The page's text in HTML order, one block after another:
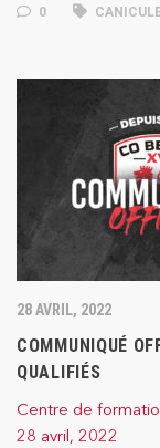
0
28 AVRIL, 2022
COMMUNIQUÉ
QUALIFIÉS
Centre de
28 avril, 2022